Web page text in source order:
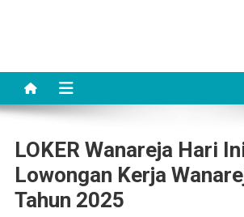
LOKER Wanareja Hari
Lowongan Kerja
Tahun 2025